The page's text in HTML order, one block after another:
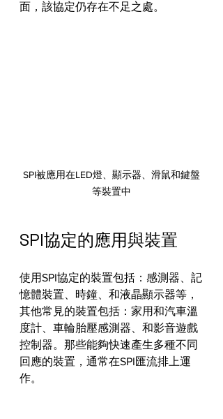
面，該協定仍存在不足之處。
SPI被應用在LED燈、顯示器、滑鼠和鍵盤
等裝置中
SPI協定的應用與裝置
使用SPI協定的裝置包括：感測器、記
憶體裝置、時鐘、和液晶顯示器等，
其他常見的裝置包括：家用和汽車溫
度計、車輪胎壓感測器、和影音遊戲
控制器。那些能夠快速產生多種不同
回應的裝置，通常在SPI匯流排上運
作。